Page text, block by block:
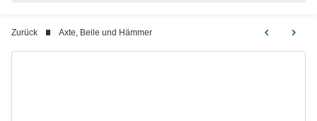
Zurück Äxte, Beile und Hämmer